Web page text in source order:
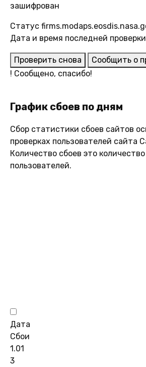
зашифрован
Статус
Дата и время последней
Проверить снова
Сообщить о
! Сообщено, спасибо!
График сбоев по дням
Сбор статистики сбоев сайтов
проверках пользователей сайта
Количество сбоев это
пользователей.
Дата
Сбои
1.01
3